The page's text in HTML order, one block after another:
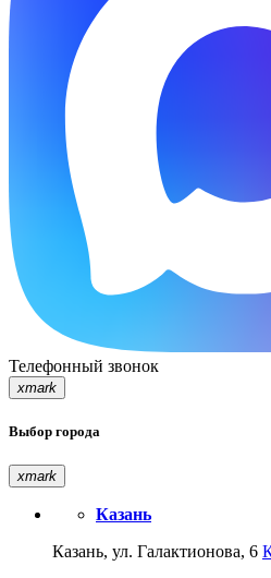
Телефонный звонок
xmark
Выбор города
xmark
Казань
Казань, ул. Галактионова, 6